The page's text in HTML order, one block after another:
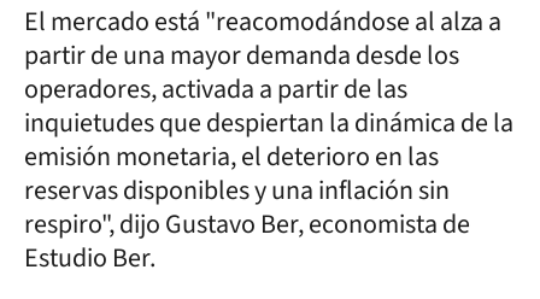
El mercado está "reacomodándose al alza a
partir de una mayor demanda desde los
operadores, activada a partir de las
inquietudes que despiertan la dinámica de la
emisión monetaria, el deterioro en las
reservas disponibles y una inflación sin
respiro", dijo Gustavo Ber, economista de
Estudio Ber.